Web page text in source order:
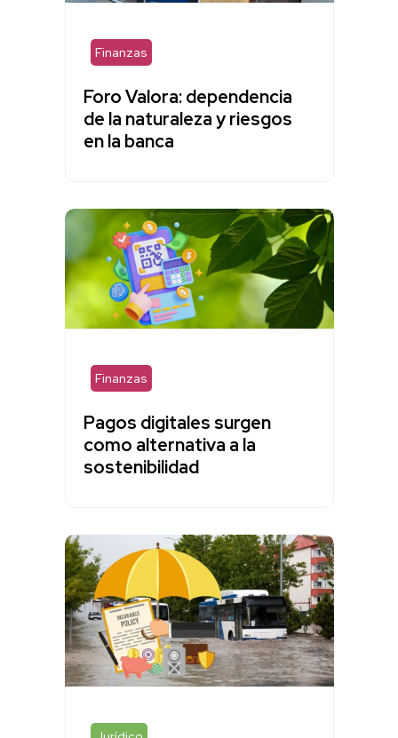
Finanzas
Foro Valora: dependencia
de la naturaleza y riesgos
en la banca
Finanzas
Pagos digitales surgen
como alternativa a la
sostenibilidad